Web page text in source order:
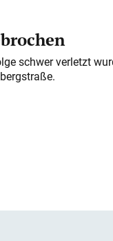
schwer verletzt